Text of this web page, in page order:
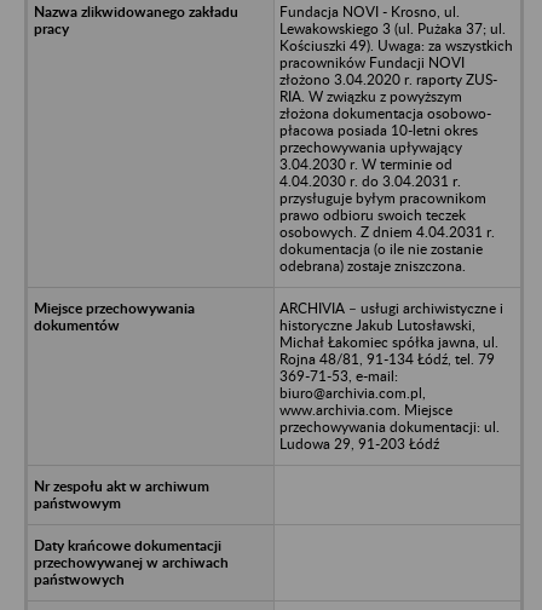
Fundacja NOVI - Krosno, ul.
Lewakowskiego 3 (ul. Pużaka 37; ul.
Kościuszki 49). Uwaga: za wszystkich
pracowników Fundacji NOVI
złożono 3.04.2020 r. raporty ZUS-
RIA. W związku z powyższym
złożona dokumentacja osobowo-
płacowa posiada 10-letni okres
przechowywania upływający
3.04.2030 r. W terminie od
4.04.2030 r. do 3.04.2031 r.
przysługuje byłym pracownikom
prawo odbioru swoich teczek
osobowych. Z dniem 4.04.2031 r.
dokumentacja (o ile nie zostanie
odebrana) zostaje zniszczona.
ARCHIVIA – usługi archiwistyczne i
historyczne Jakub Lutosławski,
Michał Łakomiec spółka jawna, ul.
Rojna 48/81, 91-134 Łódź, tel. 79
369-71-53, e-mail:
biuro@archivia.com.pl,
www.archivia.com. Miejsce
przechowywania dokumentacji: ul.
Ludowa 29, 91-203 Łódź